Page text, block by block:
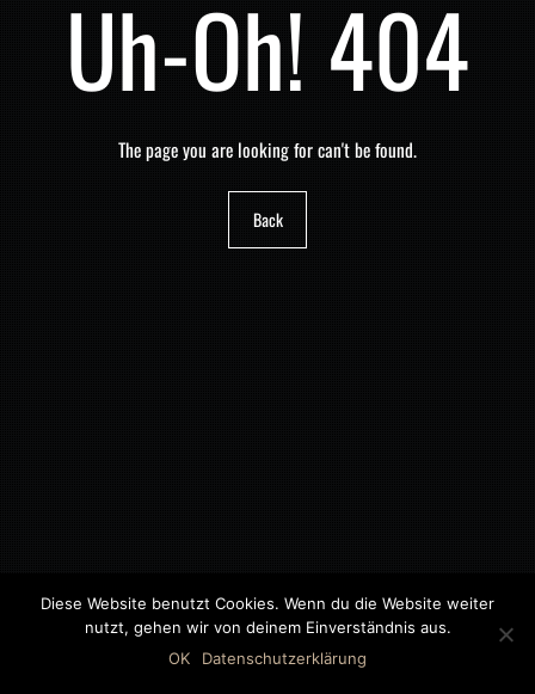
Uh-Oh! 404
The page you are looking for can't be found.
Back
©2018 MWB – MOTORWAGEN BERNAU GMBH
Diese Website benutzt Cookies. Wenn du die Website weiter
nutzt, gehen wir von deinem Einverständnis aus.
OK
Datenschutzerklärung